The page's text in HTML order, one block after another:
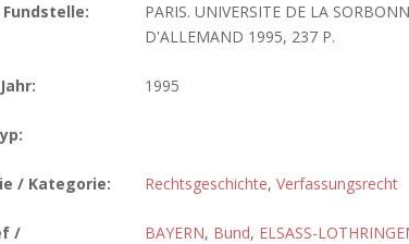
PARIS. UNIVERSITE DE LA
D'ALLEMAND 1995, 237 P.
1995
/ Kategorie: Rechtsgeschichte, Verfassungsrecht
/
BAYERN, Bund, ELSASS-